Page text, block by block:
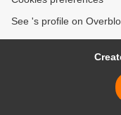
See 's profile on